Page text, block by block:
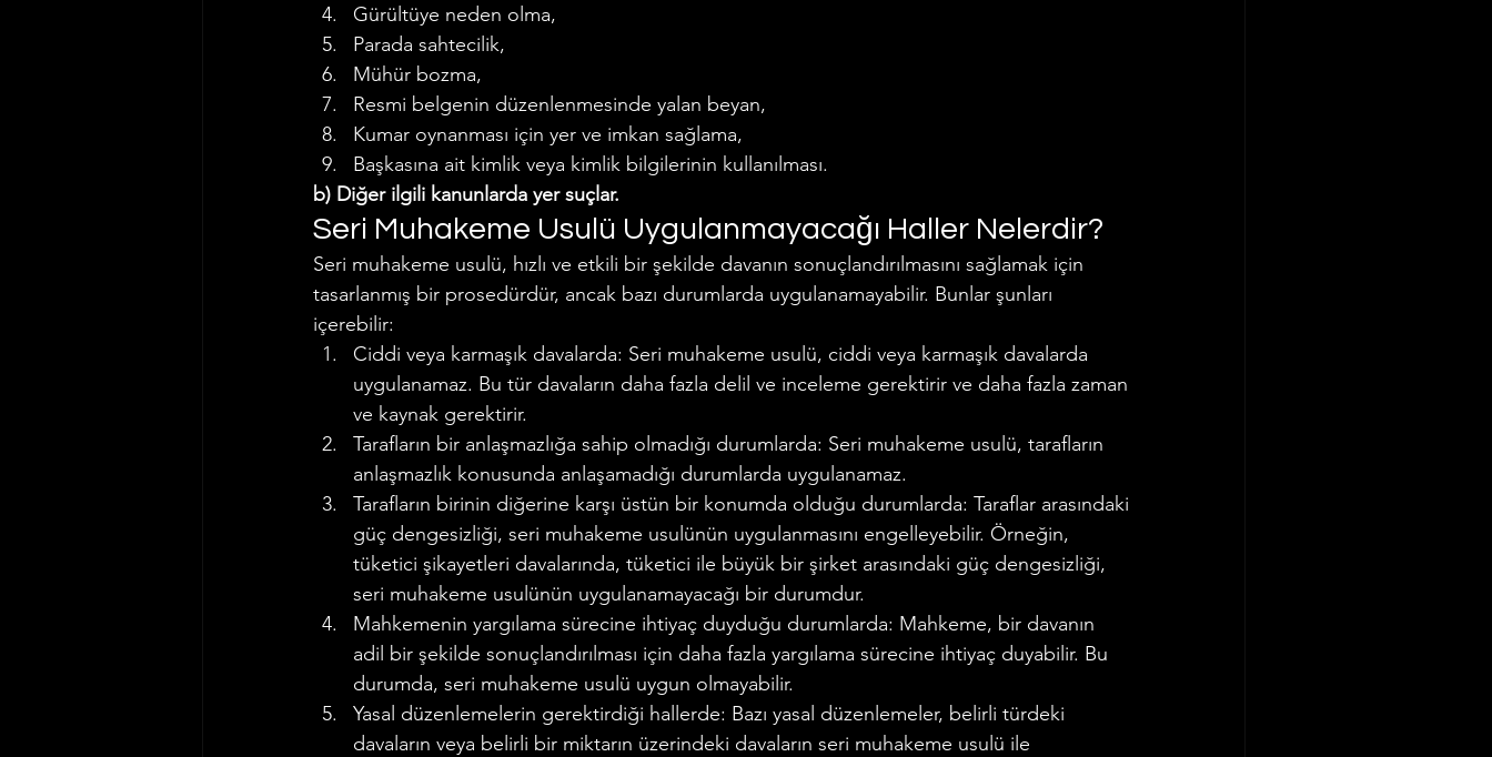
Gürültüye neden olma,
Parada sahtecilik,
Mühür bozma,
Resmi belgenin düzenlenmesinde yalan beyan,
Kumar oynanması için yer ve imkan sağlama,
Başkasına ait kimlik veya kimlik bilgilerinin kullanılması.
b) Diğer ilgili kanunlarda yer suçlar.
Seri Muhakeme Usulü Uygulanmayacağı Haller Nelerdir?
Seri muhakeme usulü, hızlı ve etkili bir şekilde davanın sonuçlandırılmasını sağlamak için
tasarlanmış bir prosedürdür, ancak bazı durumlarda uygulanamayabilir. Bunlar şunları
içerebilir:
Ciddi veya karmaşık davalarda: Seri muhakeme usulü, ciddi veya karmaşık davalarda
uygulanamaz. Bu tür davaların daha fazla delil ve inceleme gerektirir ve daha fazla zaman
ve kaynak gerektirir.
Tarafların bir anlaşmazlığa sahip olmadığı durumlarda: Seri muhakeme usulü, tarafların
anlaşmazlık konusunda anlaşamadığı durumlarda uygulanamaz.
Tarafların birinin diğerine karşı üstün bir konumda olduğu durumlarda: Taraflar arasındaki
güç dengesizliği, seri muhakeme usulünün uygulanmasını engelleyebilir. Örneğin,
tüketici şikayetleri davalarında, tüketici ile büyük bir şirket arasındaki güç dengesizliği,
seri muhakeme usulünün uygulanamayacağı bir durumdur.
Mahkemenin yargılama sürecine ihtiyaç duyduğu durumlarda: Mahkeme, bir davanın
adil bir şekilde sonuçlandırılması için daha fazla yargılama sürecine ihtiyaç duyabilir. Bu
durumda, seri muhakeme usulü uygun olmayabilir.
Yasal düzenlemelerin gerektirdiği hallerde: Bazı yasal düzenlemeler, belirli türdeki
davaların veya belirli bir miktarın üzerindeki davaların seri muhakeme usulü ile